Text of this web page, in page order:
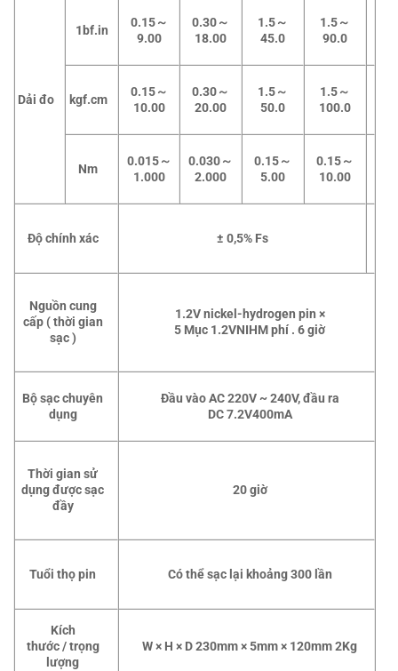
Dải đo
1bf.in
0.15～
9.00
0.30～
18.00
1.5～
45.0
1.5～
90.0
kgf.cm
0.15～
10.00
0.30～
20.00
1.5～
50.0
1.5～
100.0
Nm
0.015～
1.000
0.030～
2.000
0.15～
5.00
0.15～
10.00
Độ chính xác ± 0,5% Fs
Nguồn cung
cấp (thời gian
sạc)
1.2Vnickel-hydrogen pin ×
5 Mục 1.2VNIHMphí . 6giờ
Bộ sạc chuyên
dụng
Đầu vào AC220V~240V,đầu ra
DC7.2V400mA
Thời gian sử
dụng được sạc
đầy
20giờ
Tuổi thọ pin Có thể sạc lại khoảng300 lần
Kích
thước/trọng
lượng
W× H× D 230mm×5mm× 120mm 2Kg